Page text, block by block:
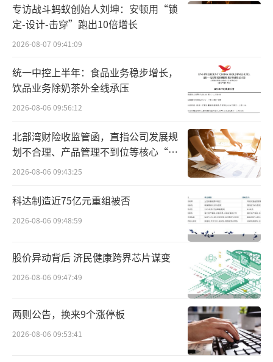
“重庆啤酒整体表现中规中矩，增长高于
行业，高端系列放缓与乌苏有关。过去几年，
乌苏的增长很快，但是去年开始，乌苏的增长
开始放缓，产品逐渐归于平淡，比较正常的表
现。”有熟悉啤酒行业人士向中华网财经表
示。
兴业证券研报指出，场景复苏叠加渠道精
耕，期待乌苏恢复性增长。乌苏大单品餐饮场
景占比高、1664夜场等娱乐渠道占比高，随着
高势能渠道持续复苏，同时下半年低基数效应
将显现，中高端品类有望重回较高增长中枢。
专访战斗蚂蚁创始人刘坤：安顿用“锁
定-设计-击穿”跑出10倍增长
2026-08-07 09:41:09
统一中控上半年：食品业务稳步增长，
饮品业务除奶茶外全线承压
2026-08-06 09:56:12
北部湾财险收监管函，直指公司发展规
划不合理、产品管理不到位等核心“痛
点”
2026-08-06 09:43:25
科达制造近75亿元重组被否
2026-08-06 09:48:59
股价异动背后 济民健康跨界芯片谋变
2026-08-06 09:47:49
两则公告，换来9个涨停板
2026-08-06 09:53:41